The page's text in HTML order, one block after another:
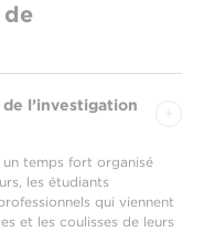
de
de l’investigation
un temps fort organisé
les étudiants
qui viennent
et les coulisses de leurs